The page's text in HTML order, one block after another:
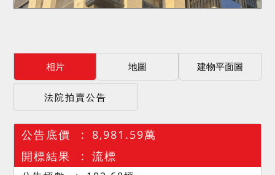
相片 地圖 建物平面圖
法院拍賣公告
公告底價
8,981.59萬
開標結果
流標